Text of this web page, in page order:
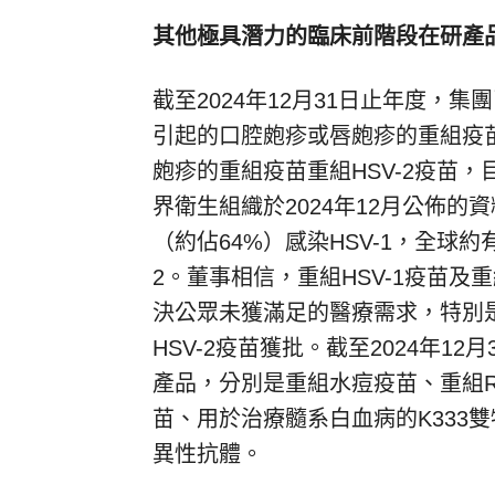
其他極具潛力的臨床前階段在研產
截至2024年12月31日止年度，集
引起的口腔皰疹或唇皰疹的重組
皰疹的重組疫苗重組HSV-2疫苗，
界衛生組織於2024年12月公佈的
（約佔64%）感染HSV-1，全球
2。董事相信，重組HSV-1疫苗及
決公眾未獲滿足的醫療需求，特
HSV-2疫苗獲批。截至2024年12
產品，分別是重組水痘疫苗、重組
苗、用於治療髓系白血病的K333
異性抗體。